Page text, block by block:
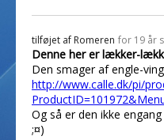
tilføjet af Romeren for 19 år
Denne her er lækker-
Den smager af engle-
http://www.calle.dk/pi/
Og så er den ikke
;¤)